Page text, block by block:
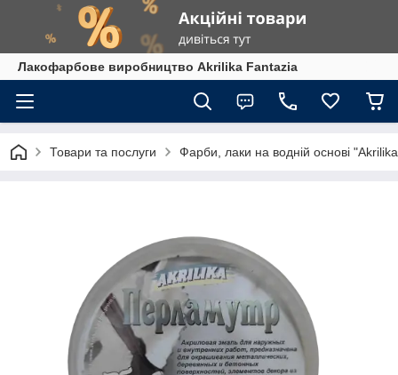
Лакофарбове виробництво Akrilika Fantazia
Товари та послуги Фарби, лаки на водній основі